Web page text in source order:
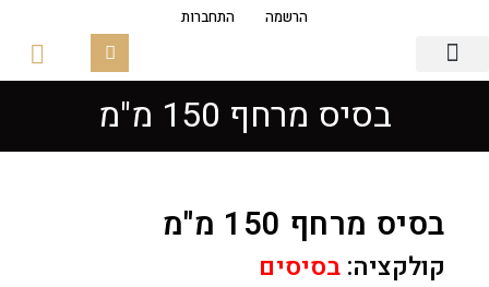
הרשמה התחברות
בסיס מרחף 150 מ"מ
בסיס מרחף 150 מ"מ
קולקציה: בסיסים